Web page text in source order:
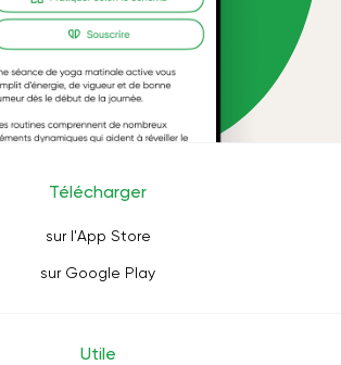
Télécharger
sur l'App Store
sur Google Play
Utile